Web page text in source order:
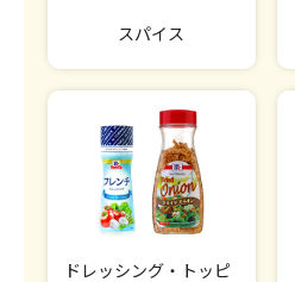
スパイス
ドレッシング・トッピ